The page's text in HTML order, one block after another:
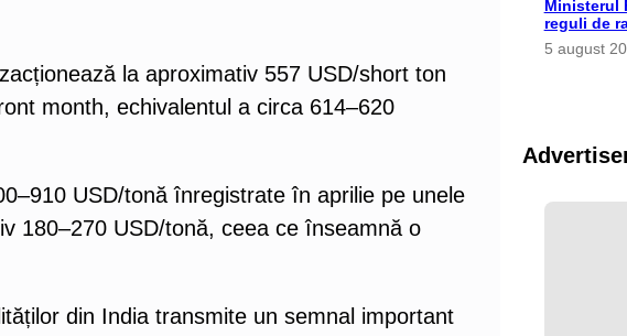
la aproximativ 557 USD/short ton
month, echivalentul a circa 614–620
USD/tonă înregistrate în aprilie pe unele
180–270 USD/tonă, ceea ce înseamnă o
din India transmite un semnal important
Ministerul
reguli de
5 august